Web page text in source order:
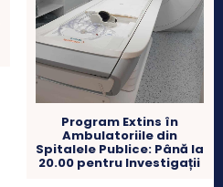
Program Extins în
Ambulatoriile din
Spitalele Publice: Până la
20.00 pentru Investigații